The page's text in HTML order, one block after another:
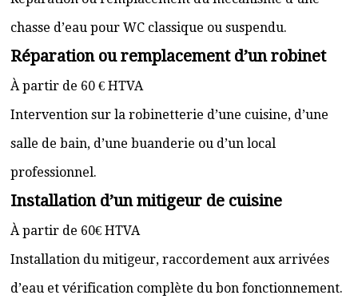
chasse d’eau pour WC classique ou suspendu.
Réparation ou remplacement d’un robinet
À partir de 60 € HTVA
Intervention sur la robinetterie d’une cuisine, d’une
salle de bain, d’une buanderie ou d’un local
professionnel.
Installation d’un mitigeur de cuisine
À partir de 60€ HTVA
Installation du mitigeur, raccordement aux arrivées
d’eau et vérification complète du bon fonctionnement.